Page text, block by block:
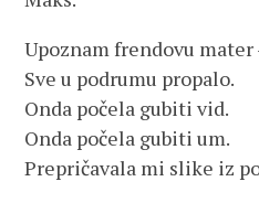
Upoznam frendovu
Sve u podrumu propalo.
Onda počela gubiti vid.
Onda počela gubiti um.
Prepričavala mi slike iz